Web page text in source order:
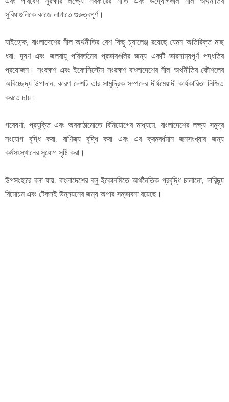
সুবিধাগুলিকে কাজে লাগাতে গুরুত্বপূর্ণ।
যাইহোক, বাংলাদেশের নীল অর্থনীতির বেশ কিছু চ্যালেঞ্জ রয়েছে যেমন অতিরিক্ত মাছ
ধরা, দূষণ এবং জলবায়ু পরিবর্তনের প্রভাবগুলির জন্য একটি ভারসাম্যপূর্ণ পদ্ধতির
প্রয়োজন। সংরক্ষণ এবং ইকোসিস্টেম সংরক্ষণ বাংলাদেশের নীল অর্থনীতির কৌশলের
অবিচ্ছেদ্য উপাদান, কারণ দেশটি তার সামুদ্রিক সম্পদের দীর্ঘমেয়াদী কার্যকারিতা নিশ্চিত
করতে চায়।
গবেষণা, প্রযুক্তি এবং অবকাঠামোতে বিনিয়োগের মাধ্যমে, বাংলাদেশের লক্ষ্য সমুদ্র
সংযোগ বৃদ্ধি করা, বাণিজ্য বৃদ্ধি করা এবং এর ক্রমবর্ধমান জনসংখ্যার জন্য
কর্মসংস্থানের সুযোগ সৃষ্টি করা।
উপসংহারে বলা যায়, বাংলাদেশের ব্লু ইকোনমিতে অর্থনৈতিক প্রবৃদ্ধি চালানো, দারিদ্র্য
বিমোচন এবং টেকসই উন্নয়নের জন্য অপার সম্ভাবনা রয়েছে।